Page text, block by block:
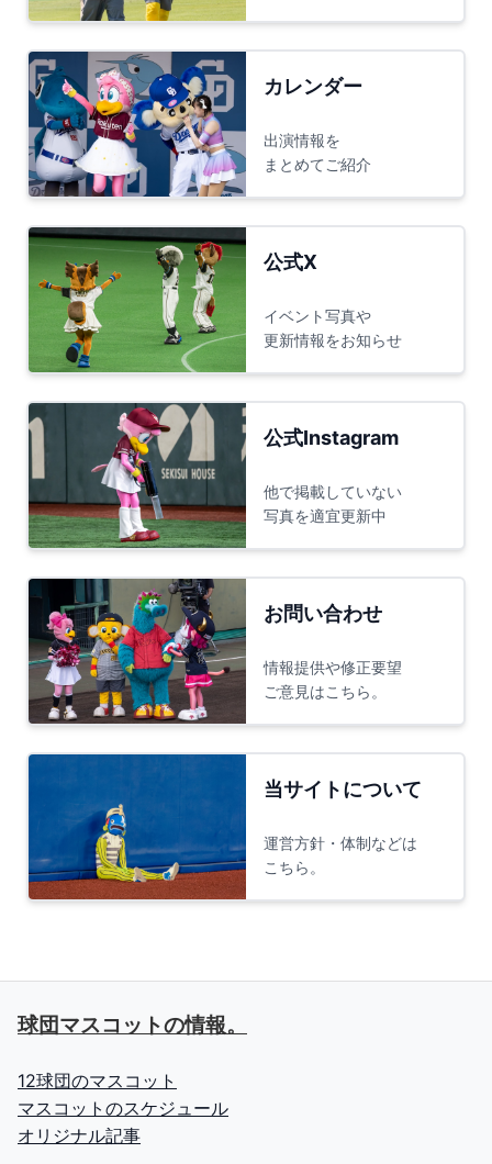
カレンダー
出演情報を
まとめてご紹介
公式X
イベント写真や
更新情報をお知らせ
公式Instagram
他で掲載していない
写真を適宜更新中
お問い合わせ
情報提供や修正要望
ご意見はこちら。
当サイトについて
運営方針・体制などは
こちら。
球団マスコットの情報。
12球団のマスコット
マスコットのスケジュール
オリジナル記事